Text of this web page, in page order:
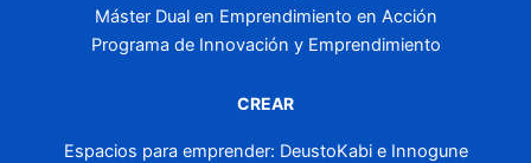
Máster Dual en Emprendimiento en Acción
Programa de Innovación y Emprendimiento
CREAR
Espacios para emprender: DeustoKabi e Innogune